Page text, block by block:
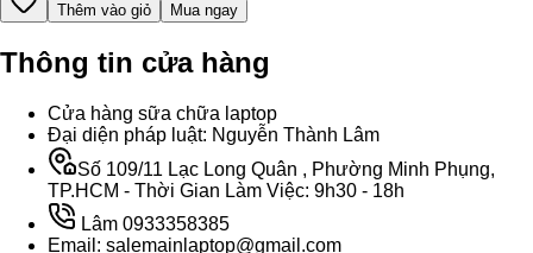
Thêm vào giỏ Mua ngay
Thông tin cửa hàng
Cửa hàng sữa chữa laptop
Đại diện pháp luật: Nguyễn Thành Lâm
Số 109/11 Lạc Long Quân , Phường Minh Phụng,
TP.HCM - Thời Gian Làm Việc: 9h30 - 18h
Lâm 0933358385
Email: salemainlaptop@gmail.com